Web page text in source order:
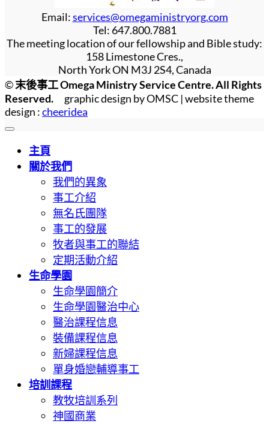
Email:services@omegaministryorg.com
Tel: 647.800.7881
The meeting location of our fellowship and Bible study:
158 Limestone Cres.,
North York ON M3J 2S4, Canada
©末後事工 Omega Ministry Service Centre. All Rights
Reserved. graphic design by OMSC | website theme
design :cheeridea
主頁
關於我們
我們的異象
事工介紹
無名氏團隊
事工的發展
牧者與事工的聯結
定期活動介紹
生命學園
生命學園簡介
生命學園醫治中心
醫治課程信息
裝備課程信息
新婦課程信息
單身婚戀輔導事工
培訓課程
教牧培訓系列
神國商業